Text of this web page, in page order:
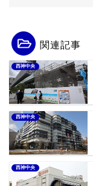
関連記事
西神中央
西神中央
西神中央